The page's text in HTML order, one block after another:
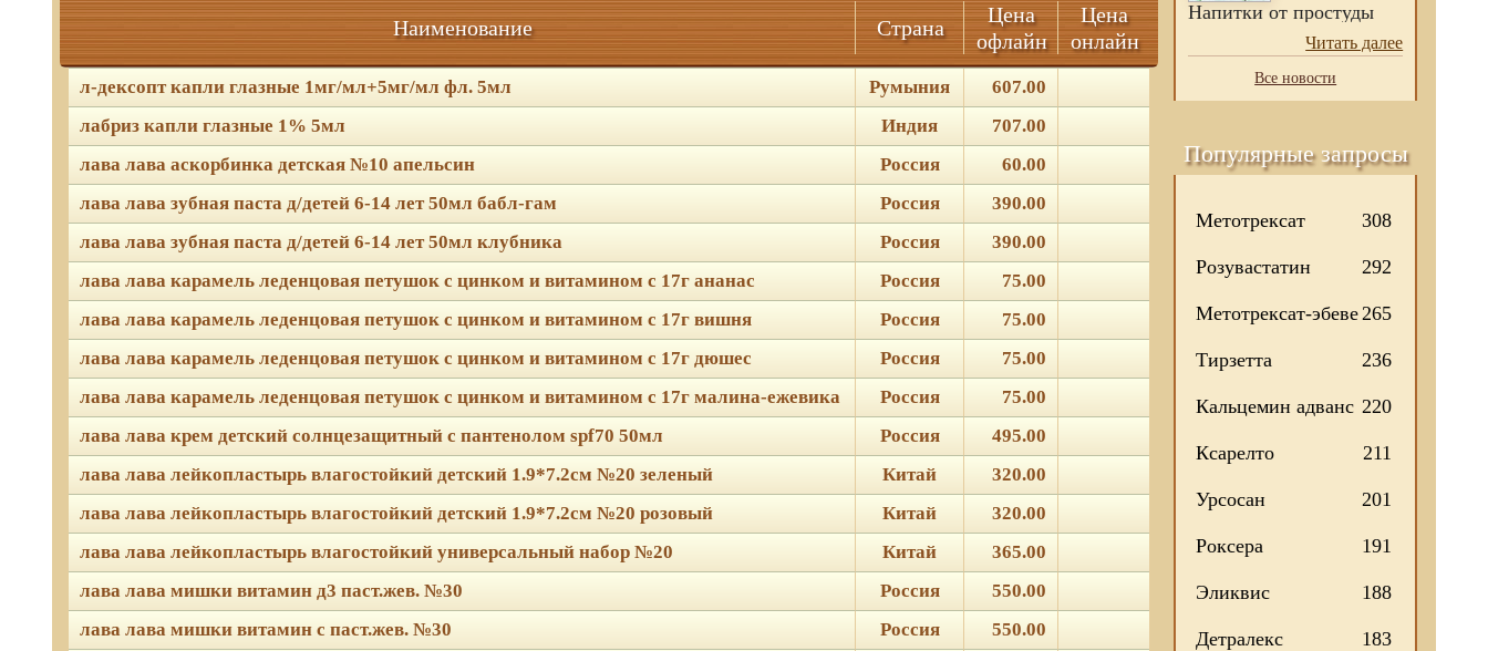
Наименование Страна
Цена
офлайн
Цена
онлайн
л-дексопт капли глазные 1мг/мл+5мг/мл фл. 5мл Румыния
607.00
лабриз капли глазные 1% 5мл
Индия
707.00
лава лава аскорбинка детская №10 апельсин
Россия
60.00
лава лава зубная паста д/детей 6-14 лет 50мл бабл-гам
Россия
390.00
лава лава зубная паста д/детей 6-14 лет 50мл клубника
Россия
390.00
лава лава карамель леденцовая петушок с цинком и витамином с 17г ананас
Россия
75.00
лава лава карамель леденцовая петушок с цинком и витамином с 17г вишня
Россия
75.00
лава лава карамель леденцовая петушок с цинком и витамином с 17г дюшес
Россия
75.00
лава лава карамель леденцовая петушок с цинком и витамином с 17г малина-ежевика
Россия
75.00
лава лава крем детский солнцезащитный с пантенолом spf70 50мл
Россия
495.00
лава лава лейкопластырь влагостойкий детский 1.9*7.2см №20 зеленый
Китай
320.00
лава лава лейкопластырь влагостойкий детский 1.9*7.2см №20 розовый
Китай
320.00
лава лава лейкопластырь влагостойкий универсальный набор №20
Китай
365.00
лава лава мишки витамин д3 паст.жев. №30
Россия
550.00
лава лава мишки витамин с паст.жев. №30
Россия
550.00
Напитки от простуды
Читать далее
Все новости
Популярные запросы
Метотрексат 308
Розувастатин 292
Метотрексат-эбеве265
Тирзетта 236
Кальцемин адванс 220
Ксарелто 211
Урсосан 201
Роксера 191
Эликвис 188
Детралекс 183